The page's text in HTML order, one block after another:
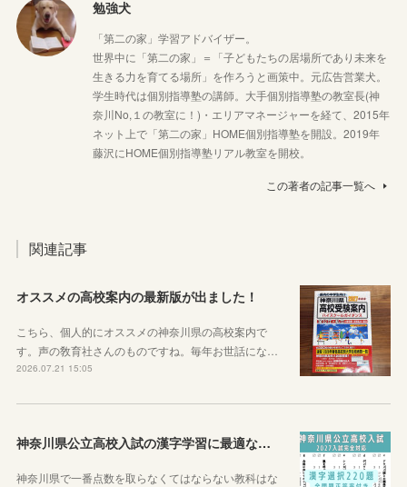
勉強犬
「第二の家」学習アドバイザー。
世界中に「第二の家」＝「子どもたちの居場所であり未来を
生きる力を育てる場所」を作ろうと画策中。元広告営業犬。
学生時代は個別指導塾の講師。大手個別指導塾の教室長(神
奈川No,１の教室に！)・エリアマネージャーを経て、2015年
ネット上で「第二の家」HOME個別指導塾を開設。2019年
藤沢にHOME個別指導塾リアル教室を開校。
この著者の記事一覧へ
関連記事
オススメの高校案内の最新版が出ました！
こちら、個人的にオススメの神奈川県の高校案内で
す。声の敎育社さんのものですね。毎年お世話にな…
2026.07.21 15:05
神奈川県公立高校入試の漢字学習に最適な教材を紹介します！
神奈川県で一番点数を取らなくてはならない教科はな